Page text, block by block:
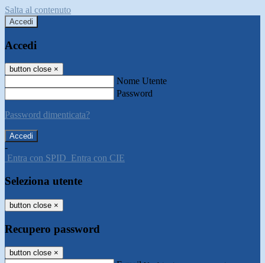
Salta al contenuto
Accedi
Accedi
button close ×
Nome Utente
Password
Password dimenticata?
-
Entra con SPID Entra con CIE
Seleziona utente
button close ×
Recupero password
button close ×